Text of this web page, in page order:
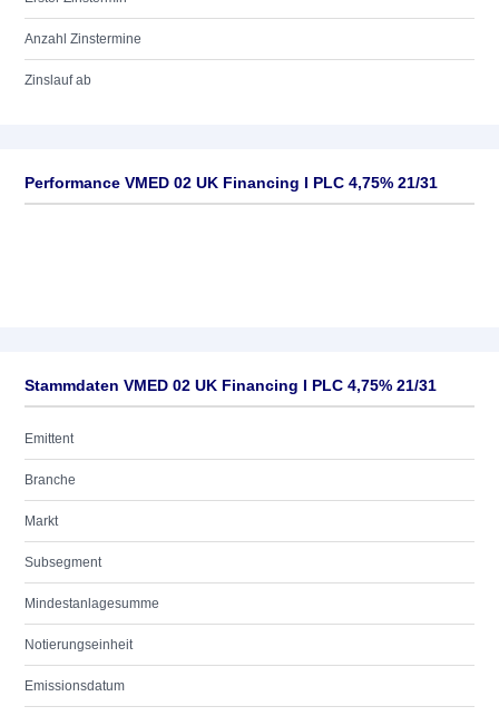
Anzahl Zinstermine
Zinslauf ab
Performance VMED 02 UK Financing I PLC 4,75% 21/31
Stammdaten VMED 02 UK Financing I PLC 4,75% 21/31
Emittent
Branche
Markt
Subsegment
Mindestanlagesumme
Notierungseinheit
Emissionsdatum